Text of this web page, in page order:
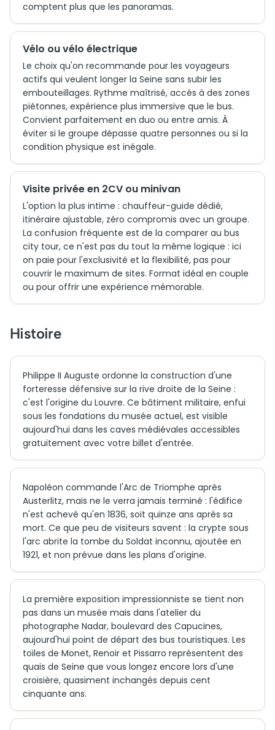
comptent plus que les panoramas.
Vélo ou vélo électrique
Le choix qu'on recommande pour les voyageurs
actifs qui veulent longer la Seine sans subir les
embouteillages. Rythme maîtrisé, accès à des zones
piétonnes, expérience plus immersive que le bus.
Convient parfaitement en duo ou entre amis. À
éviter si le groupe dépasse quatre personnes ou si la
condition physique est inégale.
Visite privée en 2CV ou minivan
L'option la plus intime : chauffeur-guide dédié,
itinéraire ajustable, zéro compromis avec un groupe.
La confusion fréquente est de la comparer au bus
city tour, ce n'est pas du tout la même logique : ici
on paie pour l'exclusivité et la flexibilité, pas pour
couvrir le maximum de sites. Format idéal en couple
ou pour offrir une expérience mémorable.
Histoire
Philippe II Auguste ordonne la construction d'une
forteresse défensive sur la rive droite de la Seine :
c'est l'origine du Louvre. Ce bâtiment militaire, enfui
sous les fondations du musée actuel, est visible
aujourd'hui dans les caves médiévales accessibles
gratuitement avec votre billet d'entrée.
Napoléon commande l'Arc de Triomphe après
Austerlitz, mais ne le verra jamais terminé : l'édifice
n'est achevé qu'en 1836, soit quinze ans après sa
mort. Ce que peu de visiteurs savent : la crypte sous
l'arc abrite la tombe du Soldat inconnu, ajoutée en
1921, et non prévue dans les plans d'origine.
La première exposition impressionniste se tient non
pas dans un musée mais dans l'atelier du
photographe Nadar, boulevard des Capucines,
aujourd'hui point de départ des bus touristiques. Les
toiles de Monet, Renoir et Pissarro représentent des
quais de Seine que vous longez encore lors d'une
croisière, quasiment inchangés depuis cent
cinquante ans.